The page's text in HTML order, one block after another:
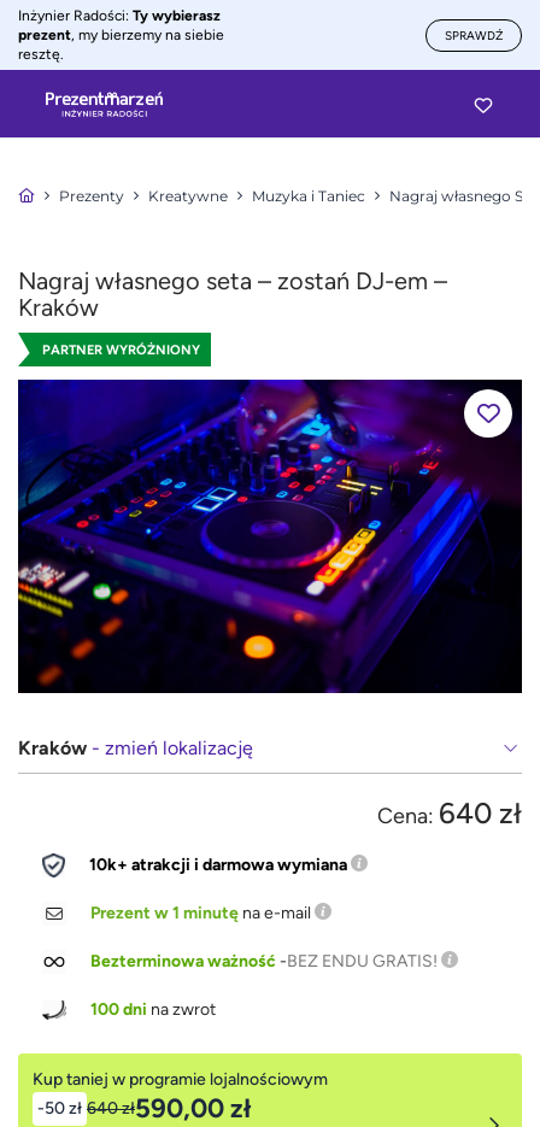
Inżynier Radości: Ty wybierasz
prezent, my bierzemy na siebie
resztę.
SPRAWDŹ
Prezenty Kreatywne Muzyka i Taniec Nagraj własnego
Nagraj własnego seta – zostań DJ-em –
Kraków
PARTNER WYRÓŻNIONY
Kraków - zmień lokalizację
Cena: 640 zł
10k+ atrakcji i darmowa wymiana
Prezent w 1 minutę na e-mail
Bezterminowa ważność-BEZ ENDU GRATIS!
100 dni na zwrot
Kup taniej w programie lojalnościowym
-50 zł 640 zł590,00 zł